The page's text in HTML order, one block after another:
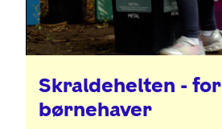
Skraldehelten - for
børnehaver